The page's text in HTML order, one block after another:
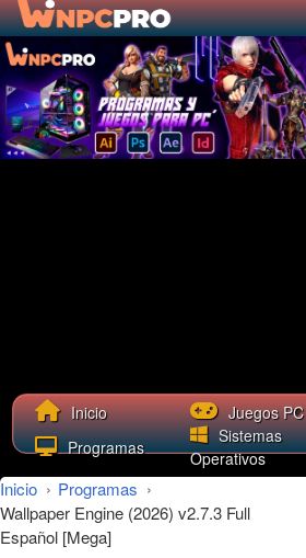
Inicio Juegos PC
Programas
Sistemas
Operativos
Inicio › Programas ›
Wallpaper Engine (2026) v2.7.3 Full
Español [Mega]